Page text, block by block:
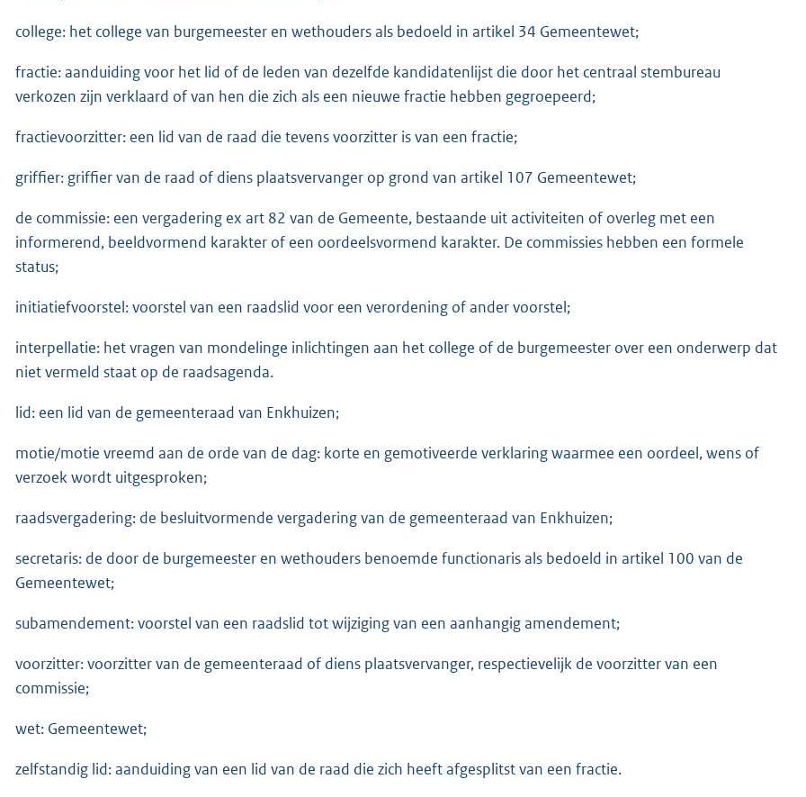
college: het college van burgemeester en wethouders als bedoeld in artikel 34 Gemeentewet;
fractie: aanduiding voor het lid of de leden van dezelfde kandidatenlijst die door het centraal stembureau
verkozen zijn verklaard of van hen die zich als een nieuwe fractie hebben gegroepeerd;
fractievoorzitter: een lid van de raad die tevens voorzitter is van een fractie;
griffier: griffier van de raad of diens plaatsvervanger op grond van artikel 107 Gemeentewet;
de commissie: een vergadering ex art 82 van de Gemeente, bestaande uit activiteiten of overleg met een
informerend, beeldvormend karakter of een oordeelsvormend karakter. De commissies hebben een formele
status;
initiatiefvoorstel: voorstel van een raadslid voor een verordening of ander voorstel;
interpellatie: het vragen van mondelinge inlichtingen aan het college of de burgemeester over een onderwerp dat
niet vermeld staat op de raadsagenda.
lid: een lid van de gemeenteraad van Enkhuizen;
motie/motie vreemd aan de orde van de dag: korte en gemotiveerde verklaring waarmee een oordeel, wens of
verzoek wordt uitgesproken;
raadsvergadering: de besluitvormende vergadering van de gemeenteraad van Enkhuizen;
secretaris: de door de burgemeester en wethouders benoemde functionaris als bedoeld in artikel 100 van de
Gemeentewet;
subamendement: voorstel van een raadslid tot wijziging van een aanhangig amendement;
voorzitter: voorzitter van de gemeenteraad of diens plaatsvervanger, respectievelijk de voorzitter van een
commissie;
wet: Gemeentewet;
zelfstandig lid: aanduiding van een lid van de raad die zich heeft afgesplitst van een fractie.